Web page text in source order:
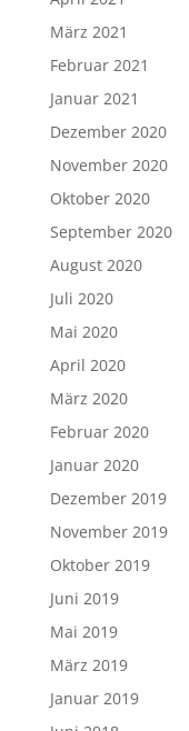
März 2021
Februar 2021
Januar 2021
Dezember 2020
November 2020
Oktober 2020
September 2020
August 2020
Juli 2020
Mai 2020
April 2020
März 2020
Februar 2020
Januar 2020
Dezember 2019
November 2019
Oktober 2019
Juni 2019
Mai 2019
März 2019
Januar 2019